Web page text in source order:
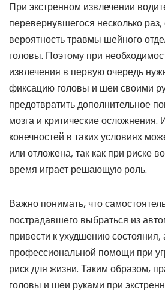
При экстренном извлечении
перевернувшегося несколько
вероятность травмы шейного
головы. Поэтому при
извлечения в первую очередь
фиксацию головы и шеи своими
предотвратить дополнительное
мозга и критические
конечностей в таких условиях
или отложена, так как при риске
время играет решающую роль.
Важно понимать, что
пострадавшего выбраться из
привести к ухудшению
профессиональной помощи при
риск для жизни. Таким образом,
головы и шеи руками при